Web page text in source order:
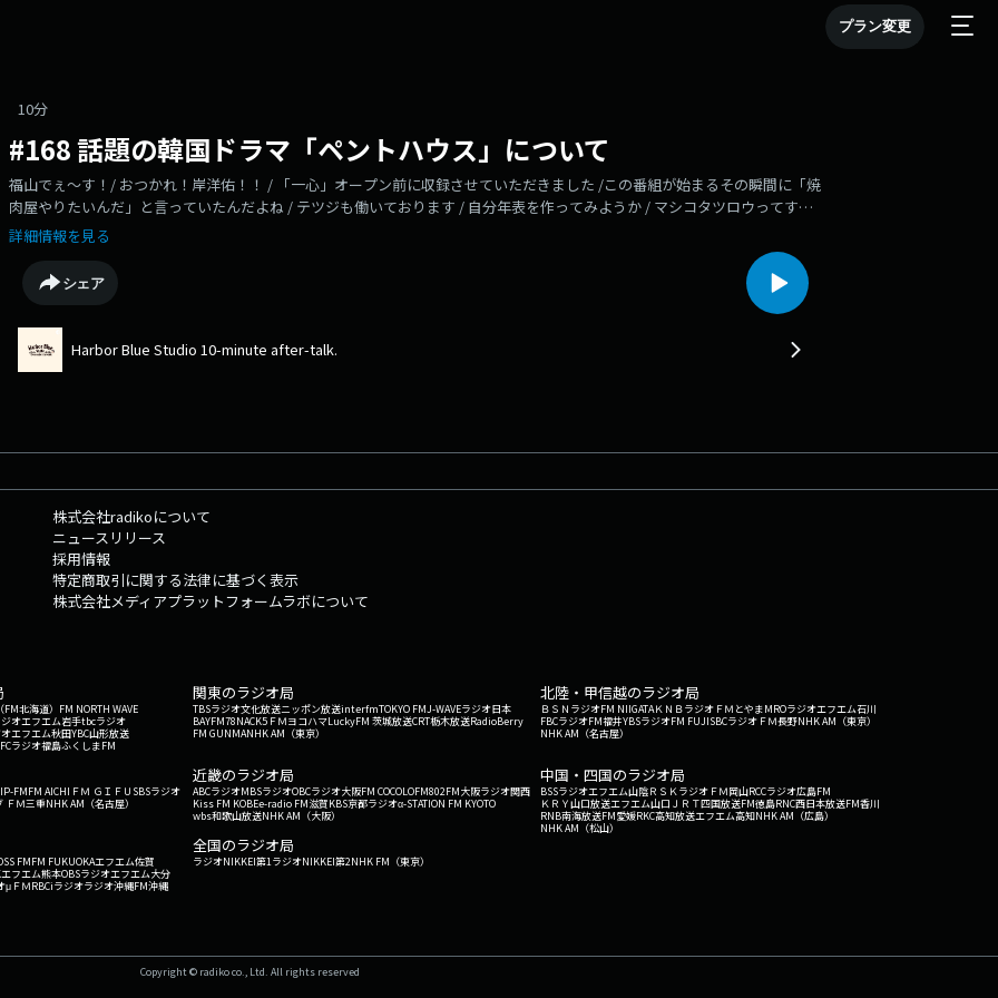
プラン変更
10分
#168 話題の韓国ドラマ「ペントハウス」について
福山でぇ～す！/ おつかれ！岸洋佑！！ / 「一心」オープン前に収録させていただきました /この番組が始まるその瞬間に「焼
肉屋やりたいんだ」と言っていたんだよね / テツジも働いております / 自分年表を作ってみようか / マシコタツロウってすご
いや/ 10歳ぐらいから焼肉屋さんをやりたいと言ってたな～ / 周りの方々の力を借りて生きています。感謝！/ 一心おすすめメ
ニュー /ペントハウスにハマって「推し」という気持ちが分かった / 役者の素顔、キュンとします / わかるぅ～～～～～～ / ブ
レイキングバッドが面白いよ /岸洋佑はレベル３０になって[推し活]を覚えたSee omnystudio.com/listener for privacy
information.
詳細情報を見る
シェア
Harbor Blue Studio 10-minute after-talk.
株式会社radikoについて
ニュースリリース
採用情報
特定商取引に関する法律に基づく表示
株式会社メディアプラットフォームラボについて
北海道） FM NORTH WAVE
オエフエム岩手tbcラジオ
エフエム秋田YBC山形放送
ラジオ福島ふくしまFM
関東のラジオ局
TBSラジオ文化放送ニッポン放送interfmTOKYO FMJ-WAVEラジオ日本
BAYFM78NACK5 ＦＭヨコハマLuckyFM 茨城放送CRT栃木放送RadioBerry
FM GUNMANHK AM（東京）
北陸・甲信越のラジオ局
ＢＳＮラジオFM NIIGATAＫＮＢラジオ ＦＭとやまMROラジオエフエム石川
FBCラジオFM福井YBSラジオFM FUJISBCラジオ ＦＭ長野NHK AM（東京）
NHK AM（名古屋）
FMFM AICHI ＦＭ ＧＩＦＵ SBSラジオ
ＦＭ三重NHK AM（名古屋）
近畿のラジオ局
ABCラジオMBSラジオOBCラジオ大阪FM COCOLOFM802FM大阪ラジオ関西
Kiss FM KOBEe-radio FM滋賀KBS京都ラジオα-STATION FM KYOTO
wbs和歌山放送NHK AM（大阪）
中国・四国のラジオ局
BSSラジオエフエム山陰ＲＳＫラジオ ＦＭ岡山RCCラジオ広島FM
ＫＲＹ山口放送エフエム山口 ＪＲＴ四国放送FM徳島RNC西日本放送FM香川
RNB南海放送FM愛媛RKC高知放送エフエム高知NHK AM（広島）
NHK AM（松山）
FMFM FUKUOKAエフエム佐賀
フエム熊本OBSラジオエフエム大分
μＦＭRBCiラジオラジオ沖縄FM沖縄
全国のラジオ局
ラジオNIKKEI第1ラジオNIKKEI第2NHK FM（東京）
Copyright © radiko co., Ltd. All rights reserved